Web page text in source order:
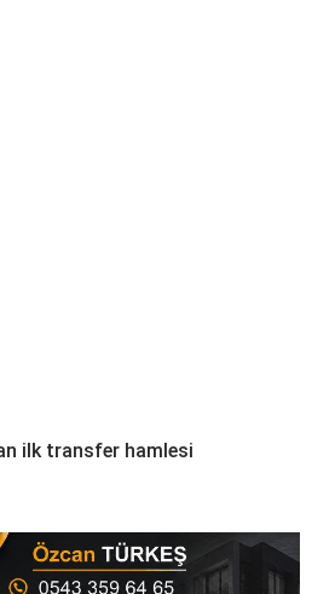
ilk transfer hamlesi